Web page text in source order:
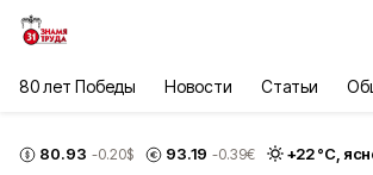
80 лет Победы Новости Статьи
80.93 -0.20$ 93.19 -0.39€ +22°С,